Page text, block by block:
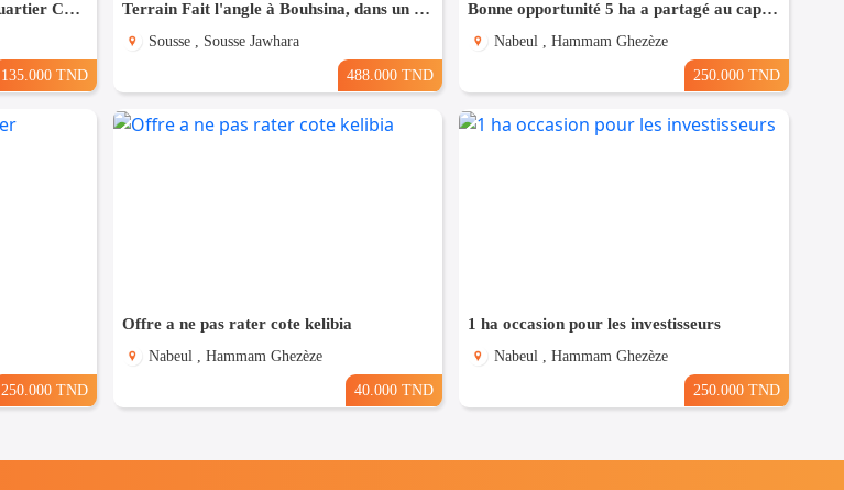
Terrain à Ksibet Sousse dans quartier Calme
135.000 TND
Terrain Fait l'angle à Bouhsina, dans un Quartier Résidentiel
Sousse , Sousse Jawhara
488.000 TND
Bonne opportunité 5 ha a partagé au cap bon
Nabeul , Hammam Ghezèze
250.000 TND
250.000 TND
Offre a ne pas rater cote kelibia
Nabeul , Hammam Ghezèze
40.000 TND
1 ha occasion pour les investisseurs
Nabeul , Hammam Ghezèze
250.000 TND